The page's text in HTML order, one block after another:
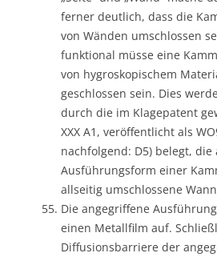
ferner deutlich, dass die
von Wänden umschlossen
funktional müsse eine
von hygroskopischem
geschlossen sein. Dies
durch die im Klagepatent
XXX A1, veröffentlicht als
nachfolgend: D5) belegt, die
Ausführungsform einer
allseitig umschlossene
Die angegriffene
einen Metallfilm auf.
Diffusionsbarriere der